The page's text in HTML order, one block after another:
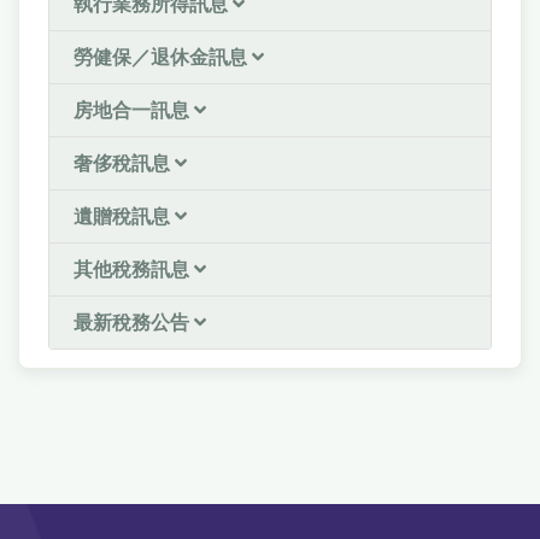
執行業務所得訊息
勞健保／退休金訊息
房地合一訊息
奢侈稅訊息
遺贈稅訊息
其他稅務訊息
最新稅務公告